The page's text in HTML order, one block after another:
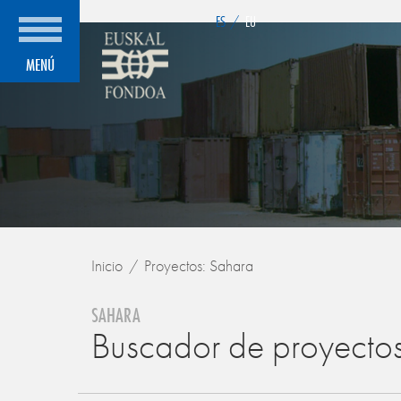
MENÚ
ES / EU
Inicio Proyectos: Sahara
SAHARA
Buscador de